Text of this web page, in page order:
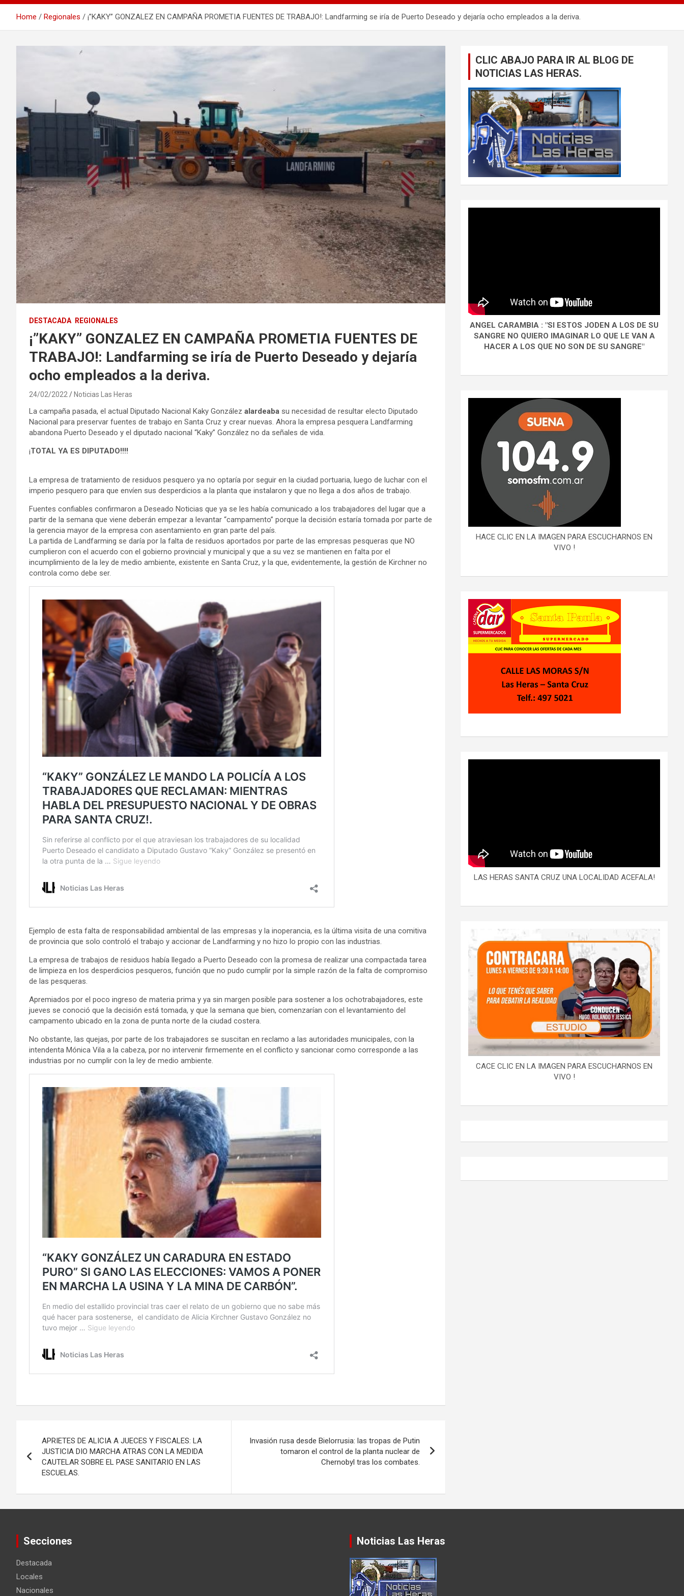
Home Regionales ¡”KAKY” GONZALEZ EN CAMPAÑA PROMETIA FUENTES DE TRABAJO!: Landfarming se iría de Puerto Deseado y dejaría ocho empleados a la deriva.
DESTACADA REGIONALES
¡”KAKY” GONZALEZ EN CAMPAÑA PROMETIA FUENTES DE
TRABAJO!: Landfarming se iría de Puerto Deseado y dejaría
ocho empleados a la deriva.
24/02/2022 Noticias Las Heras
La campaña pasada, el actual Diputado Nacional Kaky González alardeaba su necesidad de resultar electo Diputado
Nacional para preservar fuentes de trabajo en Santa Cruz y crear nuevas. Ahora la empresa pesquera Landfarming
abandona Puerto Deseado y el diputado nacional “Kaky” González no da señales de vida.
¡TOTAL YA ES DIPUTADO!!!!
La empresa de tratamiento de residuos pesquero ya no optaría por seguir en la ciudad portuaria, luego de luchar con el
imperio pesquero para que envíen sus desperdicios a la planta que instalaron y que no llega a dos años de trabajo.
Fuentes confiables confirmaron a Deseado Noticias que ya se les había comunicado a los trabajadores del lugar que a
partir de la semana que viene deberán empezar a levantar “campamento” porque la decisión estaría tomada por parte de
la gerencia mayor de la empresa con asentamiento en gran parte del país.
La partida de Landfarming se daría por la falta de residuos aportados por parte de las empresas pesqueras que NO
cumplieron con el acuerdo con el gobierno provincial y municipal y que a su vez se mantienen en falta por el
incumplimiento de la ley de medio ambiente, existente en Santa Cruz, y la que, evidentemente, la gestión de Kirchner no
controla como debe ser.
Ejemplo de esta falta de responsabilidad ambiental de las empresas y la inoperancia, es la última visita de una comitiva
de provincia que solo controló el trabajo y accionar de Landfarming y no hizo lo propio con las industrias.
La empresa de trabajos de residuos había llegado a Puerto Deseado con la promesa de realizar una compactada tarea
de limpieza en los desperdicios pesqueros, función que no pudo cumplir por la simple razón de la falta de compromiso
de las pesqueras.
Apremiados por el poco ingreso de materia prima y ya sin margen posible para sostener a los ochotrabajadores, este
jueves se conoció que la decisión está tomada, y que la semana que bien, comenzarían con el levantamiento del
campamento ubicado en la zona de punta norte de la ciudad costera.
No obstante, las quejas, por parte de los trabajadores se suscitan en reclamo a las autoridades municipales, con la
intendenta Mónica Vila a la cabeza, por no intervenir firmemente en el conflicto y sancionar como corresponde a las
industrias por no cumplir con la ley de medio ambiente.
de
entradas
APRIETES DE ALICIA A JUECES Y FISCALES: LA
JUSTICIA DIO MARCHA ATRAS CON LA MEDIDA
CAUTELAR SOBRE EL PASE SANITARIO EN LAS
ESCUELAS.
Invasión rusa desde Bielorrusia: las tropas de Putin
tomaron el control de la planta nuclear de
Chernobyl tras los combates.
CLIC ABAJO PARA IR AL BLOG DE
NOTICIAS LAS HERAS.
ANGEL CARAMBIA : "SI ESTOS JODEN A LOS DE SU
SANGRE NO QUIERO IMAGINAR LO QUE LE VAN A
HACER A LOS QUE NO SON DE SU SANGRE"
HACE CLIC EN LA IMAGEN PARA ESCUCHARNOS EN
VIVO !
LAS HERAS SANTA CRUZ UNA LOCALIDAD ACEFALA!
CACE CLIC EN LA IMAGEN PARA ESCUCHARNOS EN
VIVO !
Secciones
Destacada
Locales
Nacionales
Noticias Las Heras